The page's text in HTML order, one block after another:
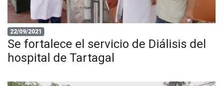
22/09/2021
Se fortalece el servicio de Diálisis del
hospital de Tartagal